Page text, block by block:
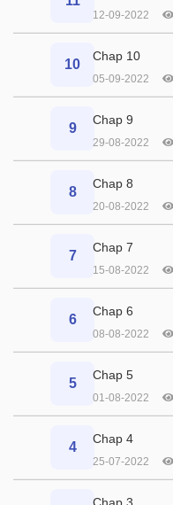
12-09-2022
10
Chap 10
05-09-2022
9
Chap 9
29-08-2022
8
Chap 8
20-08-2022
7
Chap 7
15-08-2022
6
Chap 6
08-08-2022
5
Chap 5
01-08-2022
4
Chap 4
25-07-2022
Chap 3